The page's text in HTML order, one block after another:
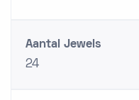
Aantal Jewels
24